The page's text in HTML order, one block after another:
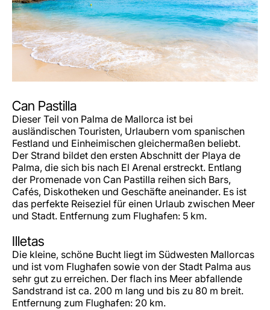
Can Pastilla
Dieser Teil von Palma de Mallorca ist bei
ausländischen Touristen, Urlaubern vom spanischen
Festland und Einheimischen gleichermaßen beliebt.
Der Strand bildet den ersten Abschnitt der Playa de
Palma, die sich bis nach El Arenal erstreckt. Entlang
der Promenade von Can Pastilla reihen sich Bars,
Cafés, Diskotheken und Geschäfte aneinander. Es ist
das perfekte Reiseziel für einen Urlaub zwischen Meer
und Stadt. Entfernung zum Flughafen: 5 km.
Illetas
Die kleine, schöne Bucht liegt im Südwesten Mallorcas
und ist vom Flughafen sowie von der Stadt Palma aus
sehr gut zu erreichen. Der flach ins Meer abfallende
Sandstrand ist ca. 200 m lang und bis zu 80 m breit.
Entfernung zum Flughafen: 20 km.